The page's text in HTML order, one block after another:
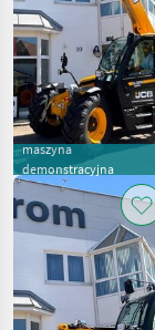
maszyna
demonstracyjna